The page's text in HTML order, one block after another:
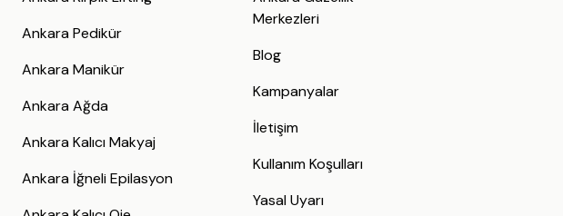
Ankara Pedikür
Ankara Manikür
Ankara Ağda
Ankara Kalıcı Makyaj
Ankara İğneli Epilasyon
Merkezleri
Blog
Kampanyalar
İletişim
Kullanım Koşulları
Yasal Uyarı